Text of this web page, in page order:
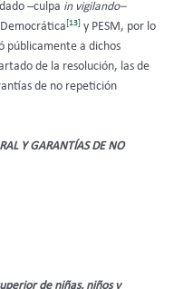
–culpa in vigilando–
[13] y PESM, por lo
públicamente a dichos
de la resolución, las de
de no repetición
Y GARANTÍAS DE NO
de niñas, niños y